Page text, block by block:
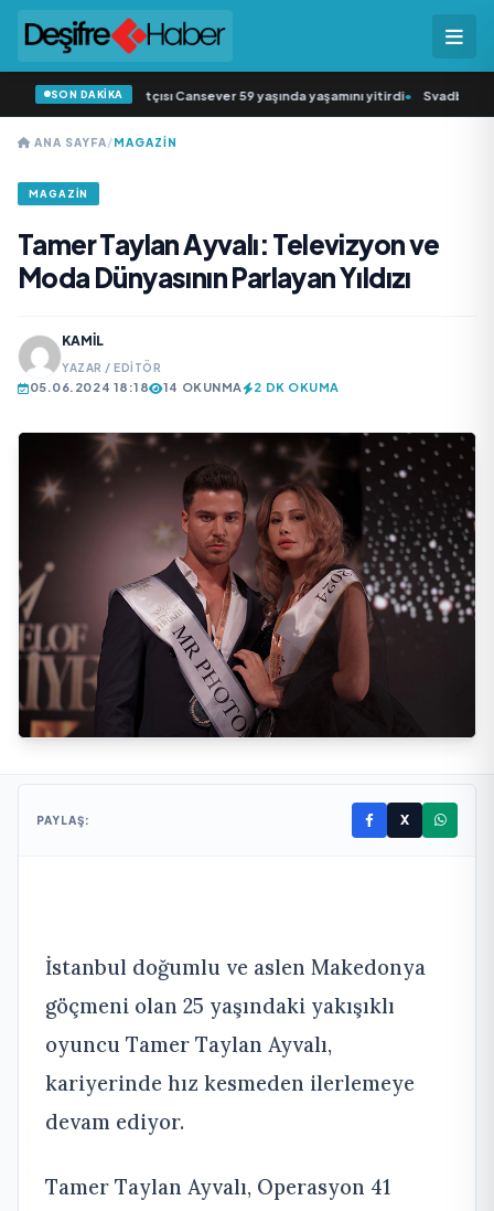
SON DAKİKA
sevilen sanatçısı Cansever 59 yaşında yaşamını yitirdi• Svadba
ANA SAYFA/MAGAZIN
MAGAZIN
Tamer Taylan Ayvalı: Televizyon ve
Moda Dünyasının Parlayan Yıldızı
KAMIL
YAZAR / EDITÖR
05.06.2024 18:18 14 OKUNMA 2 DK OKUMA
PAYLAŞ: X
İstanbul doğumlu ve aslen Makedonya
göçmeni olan 25 yaşındaki yakışıklı
oyuncu Tamer Taylan Ayvalı,
kariyerinde hız kesmeden ilerlemeye
devam ediyor.
Tamer Taylan Ayvalı, Operasyon 41